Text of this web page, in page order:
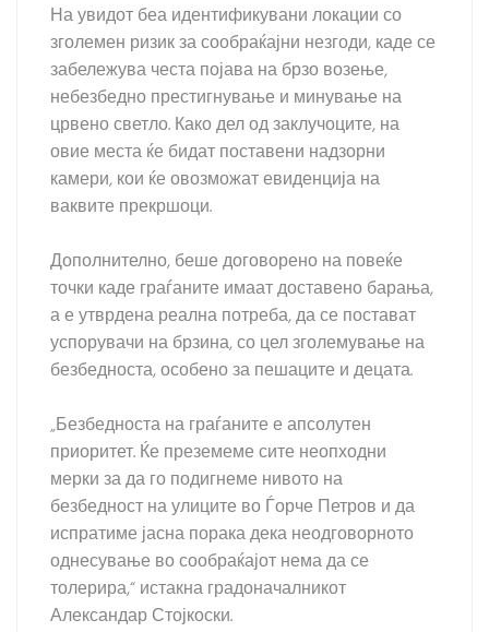
На увидот беа идентификувани локации со
зголемен ризик за сообраќајни незгоди, каде се
забележува честа појава на брзо возење,
небезбедно престигнување и минување на
црвено светло. Како дел од заклучоците, на
овие места ќе бидат поставени надзорни
камери, кои ќе овозможат евиденција на
ваквите прекршоци.
Дополнително, беше договорено на повеќе
точки каде граѓаните имаат доставено барања,
а е утврдена реална потреба, да се постават
успорувачи на брзина, со цел зголемување на
безбедноста, особено за пешаците и децата.
„Безбедноста на граѓаните е апсолутен
приоритет. Ќе преземеме сите неопходни
мерки за да го подигнеме нивото на
безбедност на улиците во Ѓорче Петров и да
испратиме јасна порака дека неодговорното
однесување во сообраќајот нема да се
толерира,“ истакна градоначалникот
Александар Стојкоски.